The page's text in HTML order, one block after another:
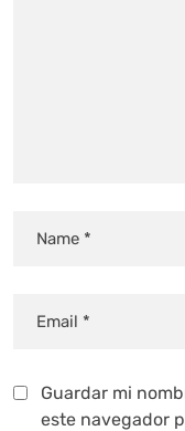
Guardar mi
este navegador